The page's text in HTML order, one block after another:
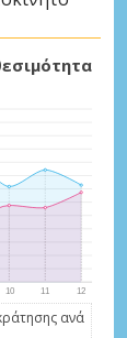
ανά